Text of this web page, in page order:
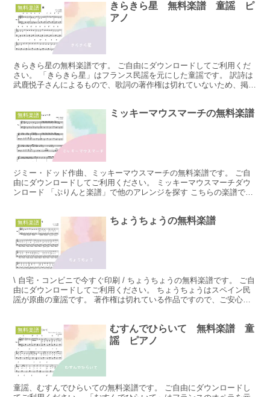
無料楽譜
きらきら星 無料楽譜 童謡 ピ
アノ
きらきら星の無料楽譜です。 ご自由にダウンロードしてご利用くだ
さい。 「きらきら星」はフランス民謡を元にした童謡です。 訳詩は
武鹿悦子さんによるもので、歌詞の著作権は切れていないため、掲載
無料楽譜 ミッキーマウスマーチの無料楽譜
ジミー・ドッド作曲、ミッキーマウスマーチの無料楽譜です。 ご自
由にダウンロードしてご利用ください。 ミッキーマウスマーチダウ
ンロード 「ぷりんと楽譜」で他のアレンジを探す こちらの楽譜でご
無料楽譜 ちょうちょうの無料楽譜
\ 自宅・コンビニで今すぐ印刷 / ちょうちょうの無料楽譜です。 ご自
由にダウンロードしてご利用ください。 ちょうちょうはスペイン民
謡が原曲の童謡です。 著作権は切れている作品ですので、ご安心し
無料楽譜
むすんでひらいて 無料楽譜 童
謡 ピアノ
童謡、むすんでひらいての無料楽譜です。 ご自由にダウンロードし